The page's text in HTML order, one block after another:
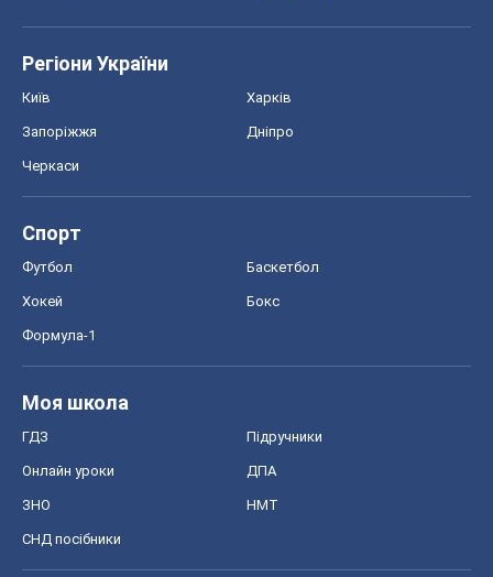
Регіони України
Київ Харків
Запоріжжя Дніпро
Черкаси
Спорт
Футбол Баскетбол
Хокей Бокс
Формула-1
Моя школа
ГДЗ Підручники
Онлайн уроки ДПА
ЗНО НМТ
СНД посібники